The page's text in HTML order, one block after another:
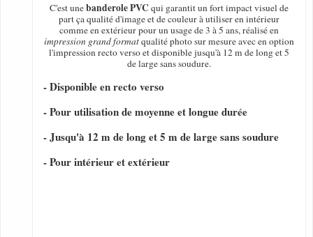
C'est unebanderole PVC qui garantit un fort impact visuel de
part ça qualité d'image et de couleur à utiliser en intérieur
comme en extérieur pour un usage de 3 à 5 ans, réalisé en
impression grand formatqualité photo sur mesure avec en option
l'impression recto verso et disponible jusqu'à 12 m de long et 5
de large sans soudure.
- Disponible en recto verso
- Pour utilisation de moyenne et longue durée
- Jusqu'à 12 m de long et 5 m de large sans soudure
- Pour intérieur et extérieur